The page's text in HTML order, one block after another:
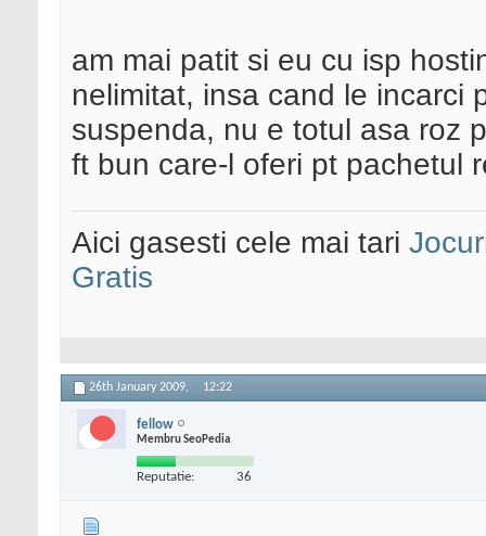
am mai patit si eu cu isp
nelimitat, insa cand le incarci
suspenda, nu e totul asa roz
ft bun care-l oferi pt pachetul
Aici gasesti cele mai tari
Gratis
26th January 2009, 12:22
fellow
Membru SeoPedia
Reputatie: 36